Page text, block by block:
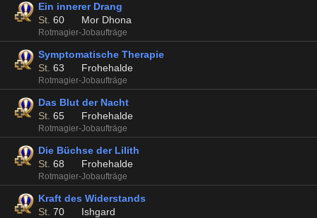
Ein innerer Drang
St. 60 Mor Dhona
Rotmagier-Jobaufträge
Symptomatische Therapie
St. 63 Frohehalde
Rotmagier-Jobaufträge
Das Blut der Nacht
St. 65 Frohehalde
Rotmagier-Jobaufträge
Die Büchse der Lilith
St. 68 Frohehalde
Rotmagier-Jobaufträge
Kraft des Widerstands
St. 70 Ishgard